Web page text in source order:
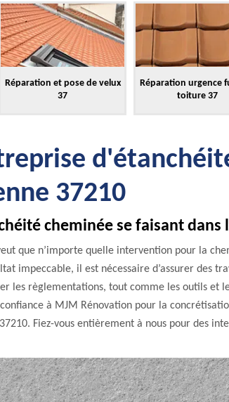
Réparation et pose de velux
37
Réparation urgence
toiture 37
37210
cheminée se faisant dans
que n’importe quelle intervention pour la
impeccable, il est nécessaire d’assurer des
les règlementations, tout comme les outils et
à MJM Rénovation pour la
Fiez-vous entièrement à nous pour des